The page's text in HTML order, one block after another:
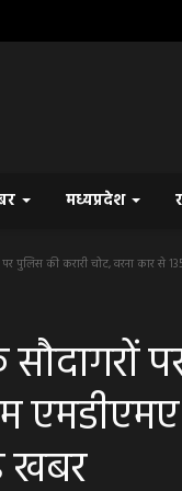
मध्यप्रदेश
पुलिस की करारी चोट, वरना कार से
खबर